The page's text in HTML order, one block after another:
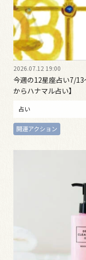
2026.07.12 19:00
今週の12星座占い7/
からハナマル占い】
占い
開運アクション